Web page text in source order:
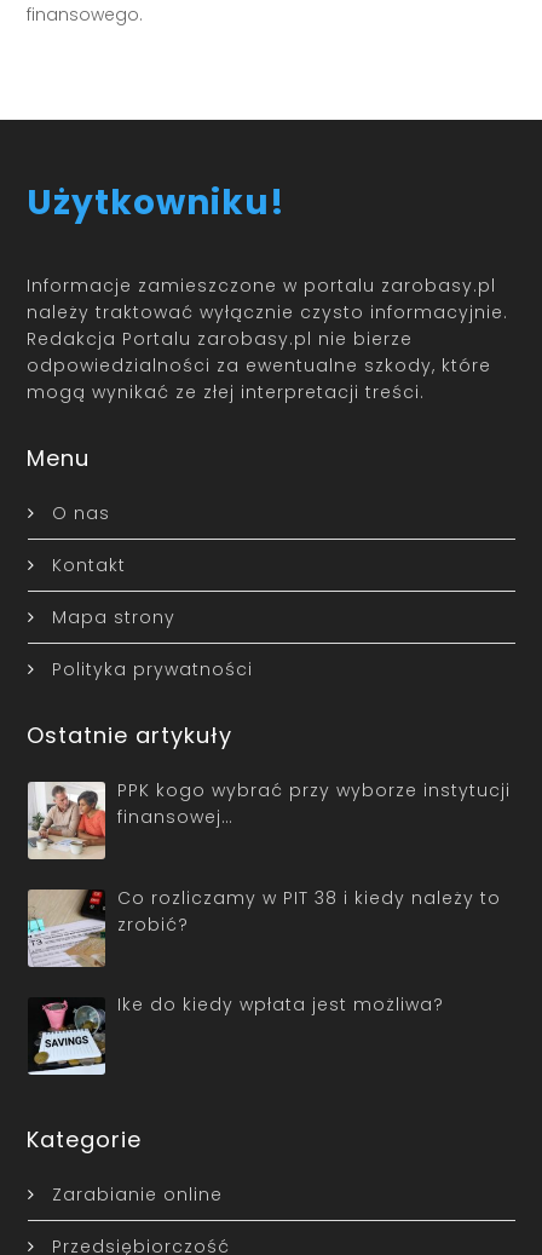
finansowego.
Użytkowniku!
Informacje zamieszczone w portalu zarobasy.pl
należy traktować wyłącznie czysto informacyjnie.
Redakcja Portalu zarobasy.pl nie bierze
odpowiedzialności za ewentualne szkody, które
mogą wynikać ze złej interpretacji treści.
Menu
O nas
Kontakt
Mapa strony
Polityka prywatności
Ostatnie artykuły
PPK kogo wybrać przy wyborze instytucji
finansowej…
Co rozliczamy w PIT 38 i kiedy należy to
zrobić?
Ike do kiedy wpłata jest możliwa?
Kategorie
Zarabianie online
Przedsiębiorczość